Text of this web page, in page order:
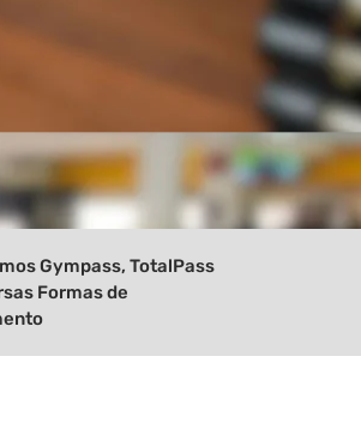
Gympass, TotalPass
Formas de